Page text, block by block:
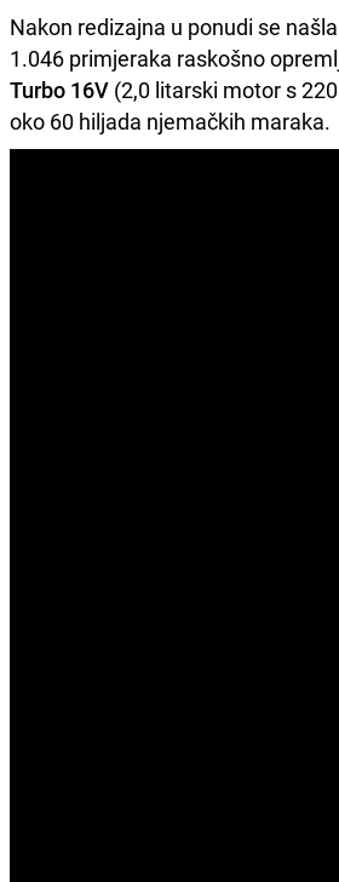
Nakon redizajna u ponudi se
1.046 primjeraka raskošno
Turbo 16V (2,0 litarski motor s
oko 60 hiljada njemačkih maraka.